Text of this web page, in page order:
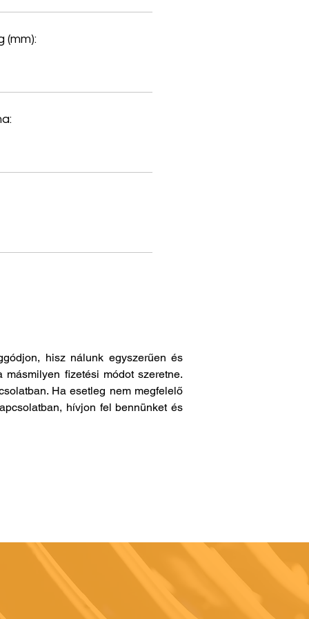
(mm):
hisz nálunk egyszerűen és
fizetési módot szeretne.
Ha esetleg nem megfelelő
hívjon fel bennünket és